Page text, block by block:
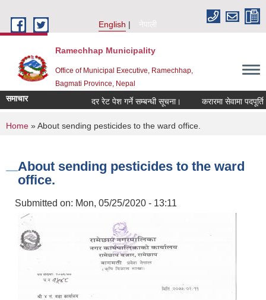
English
नेपाली
Ramechhap Municipality
Office of Municipal Executive, Ramechhap,
Bagmati Province, Nepal
समाचार दर रेट पेश गर्ने सम्बन्धी सूचना। करारमा सेवामा पदपूर्ति गर्ने
You are here
Home » About sending pesticides to the ward office.
About sending pesticides to the ward
office.
Submitted on: Mon, 05/25/2020 - 13:11